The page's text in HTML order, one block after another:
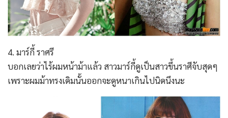
4. มาร์กี้ ราศรี
บอกเลยว่าไร้ผมหน้าม้าแล้ว สาวมาร์กี้ดูเป็นสาวขึ้นราศีจับสุดๆ
เพราะผมม้าทรงเดิมนั้นออกจะดูหนาเกินไปนิดนึงนะ